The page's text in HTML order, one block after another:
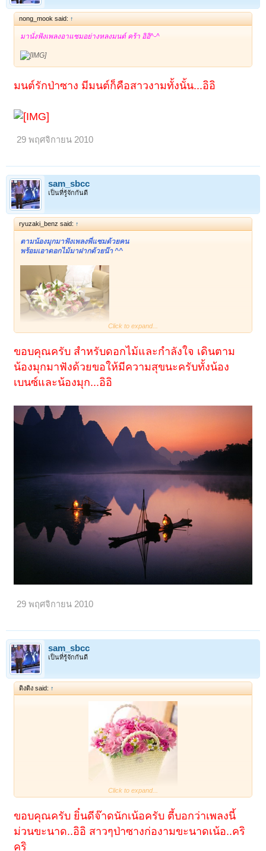
nong_mook said: ↑
มานั่งฟังเพลงอาแซมอย่างหลงมนต์ คร้า อิอิ^-^
มนต์รักป่าซาง มีมนต์ก็คือสาวงามทั้งนั้น...อิอิ
29 พฤศจิกายน 2010
sam_sbcc
เป็นที่รู้จักกันดี
ryuzaki_benz said: ↑
ตามน้องมุกมาฟังเพลงพี่แซมด้วยคน
พร้อมเอาดอกไม้มาฝากด้วยน๊า ^^
Click to expand...
ขอบคุณครับ สำหรับดอกไม้และกำลังใจ เดินตาม
น้องมุกมาฟังด้วยขอให้มีความสุขนะครับทั้งน้อง
เบนซ์และน้องมุก...อิอิ
29 พฤศจิกายน 2010
sam_sbcc
เป็นที่รู้จักกันดี
ติงติง said: ↑
เพลงนี้ไพเราะเหลือหลายเด้อค่ะ^^
Click to expand...
ขอบคุณครับ ยิ๋นดีจ๊าดนักเน้อครับ ตี้บอกว่าเพลงนี้
ม่วนขะนาด..อิอิ สาวๆป่าซางก่องามขะนาดเน้อ..คริ
คริ